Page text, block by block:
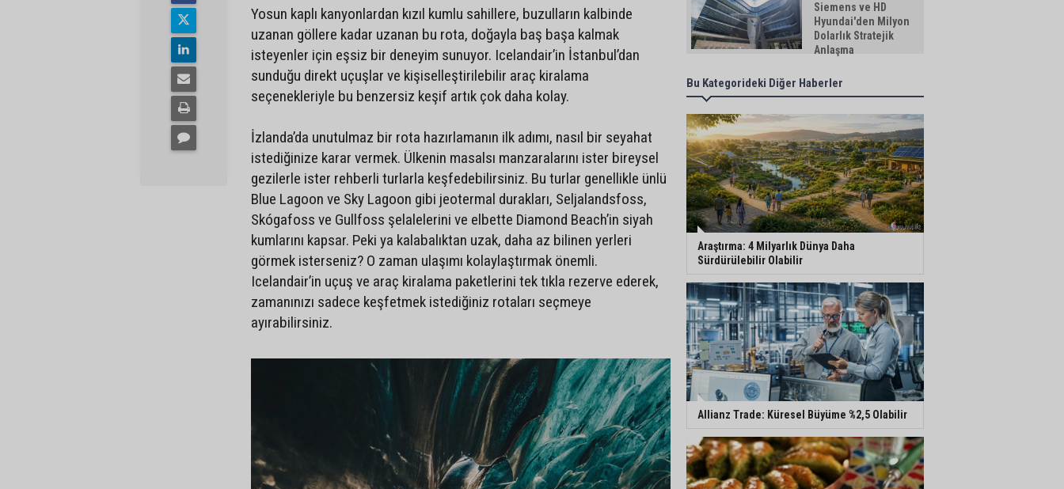
Yosun kaplı kanyonlardan kızıl kumlu sahillere, buzulların kalbinde
uzanan göllere kadar uzanan bu rota, doğayla baş başa kalmak
isteyenler için eşsiz bir deneyim sunuyor. Icelandair’in İstanbul’dan
sunduğu direkt uçuşlar ve kişiselleştirilebilir araç kiralama
seçenekleriyle bu benzersiz keşif artık çok daha kolay.
İzlanda’da unutulmaz bir rota hazırlamanın ilk adımı, nasıl bir seyahat
istediğinize karar vermek. Ülkenin masalsı manzaralarını ister bireysel
gezilerle ister rehberli turlarla keşfedebilirsiniz. Bu turlar genellikle ünlü
Blue Lagoon ve Sky Lagoon gibi jeotermal durakları, Seljalandsfoss,
Skógafoss ve Gullfoss şelalelerini ve elbette Diamond Beach’in siyah
kumlarını kapsar. Peki ya kalabalıktan uzak, daha az bilinen yerleri
görmek isterseniz? O zaman ulaşımı kolaylaştırmak önemli.
Icelandair’in uçuş ve araç kiralama paketlerini tek tıkla rezerve ederek,
zamanınızı sadece keşfetmek istediğiniz rotaları seçmeye
ayırabilirsiniz.
Siemens ve HD
Hyundai'den Milyon
Dolarlık Stratejik
Anlaşma
Bu Kategorideki Diğer Haberler
Araştırma: 4 Milyarlık Dünya Daha
Sürdürülebilir Olabilir
Allianz Trade: Küresel Büyüme %2,5 Olabilir